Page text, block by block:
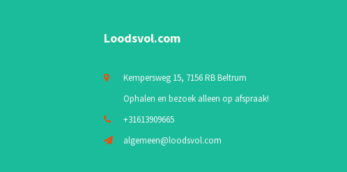
Loodsvol.com
Kempersweg 15, 7156 RB Beltrum
Ophalen en bezoek alleen op afspraak!
+31613909665
algemeen@loodsvol.com